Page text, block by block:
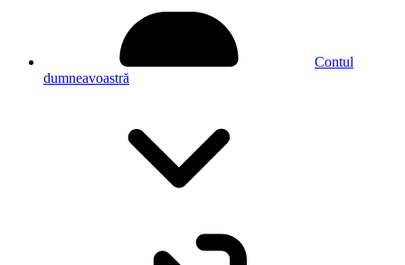
Contul
dumneavoastră